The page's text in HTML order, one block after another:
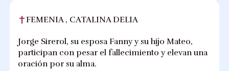
FEMENIA , CATALINA DELIA
Jorge Sirerol, su esposa Fanny y su hijo Mateo,
participan con pesar el fallecimiento y elevan una
oración por su alma.